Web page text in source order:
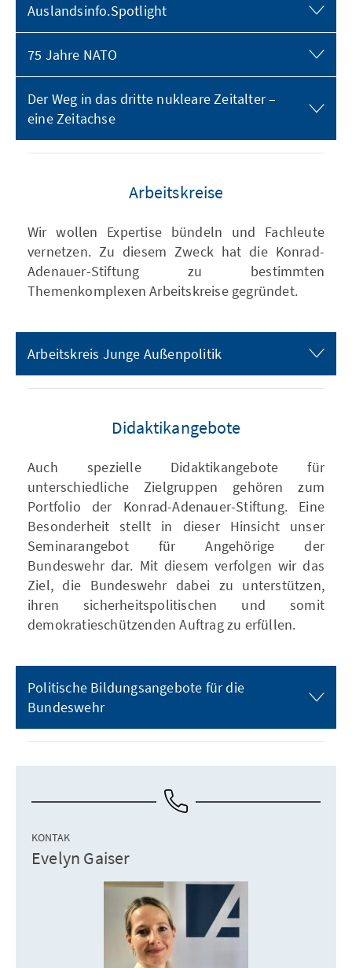
Auslandsinfo.Spotlight
75 Jahre NATO
Der Weg in das dritte nukleare Zeitalter –
eine Zeitachse
Arbeitskreise
Wir wollen Expertise bündeln und Fachleute
vernetzen. Zu diesem Zweck hat die Konrad-
Adenauer-Stiftung zu bestimmten
Themenkomplexen Arbeitskreise gegründet.
Arbeitskreis Junge Außenpolitik
Didaktikangebote
Auch spezielle Didaktikangebote für
unterschiedliche Zielgruppen gehören zum
Portfolio der Konrad-Adenauer-Stiftung. Eine
Besonderheit stellt in dieser Hinsicht unser
Seminarangebot für Angehörige der
Bundeswehr dar. Mit diesem verfolgen wir das
Ziel, die Bundeswehr dabei zu unterstützen,
ihren sicherheitspolitischen und somit
demokratieschützenden Auftrag zu erfüllen.
Politische Bildungsangebote für die
Bundeswehr
KONTAK
Evelyn Gaiser